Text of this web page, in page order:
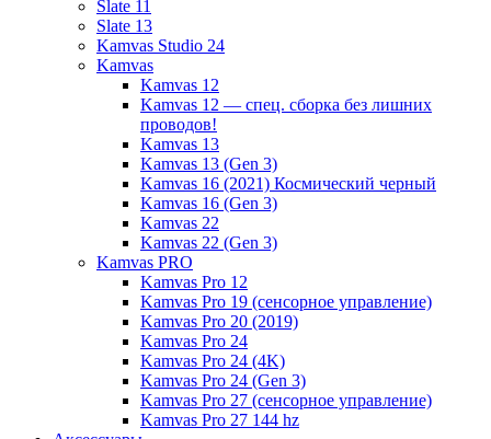
Slate 11
Slate 13
Kamvas Studio 24
Kamvas
Kamvas 12
Kamvas 12 — спец. сборка без лишних
проводов!
Kamvas 13
Kamvas 13 (Gen 3)
Kamvas 16 (2021) Космический черный
Kamvas 16 (Gen 3)
Kamvas 22
Kamvas 22 (Gen 3)
Kamvas PRO
Kamvas Pro 12
Kamvas Pro 19 (сенсорное управление)
Kamvas Pro 20 (2019)
Kamvas Pro 24
Kamvas Pro 24 (4K)
Kamvas Pro 24 (Gen 3)
Kamvas Pro 27 (сенсорное управление)
Kamvas Pro 27 144 hz